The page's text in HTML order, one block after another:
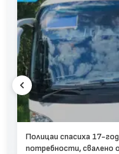
Полицаи спасиха 17-
потребности, свалено